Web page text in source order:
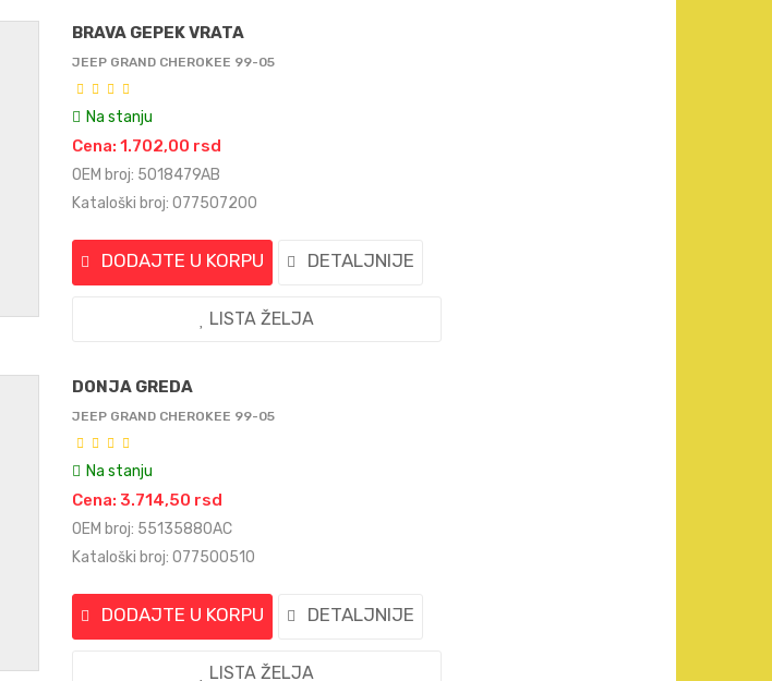
BRAVA GEPEK VRATA
JEEP GRAND CHEROKEE 99-05
Na stanju
Cena: 1.702,00 rsd
OEM broj: 5018479AB
Kataloški broj: 077507200
DODAJTE U KORPU DETALJNIJE
LISTA ŽELJA
DONJA GREDA
JEEP GRAND CHEROKEE 99-05
Na stanju
Cena: 3.714,50 rsd
OEM broj: 55135880AC
Kataloški broj: 077500510
DODAJTE U KORPU DETALJNIJE
LISTA ŽELJA